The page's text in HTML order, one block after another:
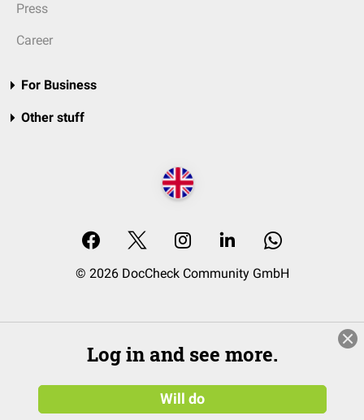
Press
Career
For Business
Other stuff
© 2026 DocCheck Community GmbH
Log in and see more.
Will do